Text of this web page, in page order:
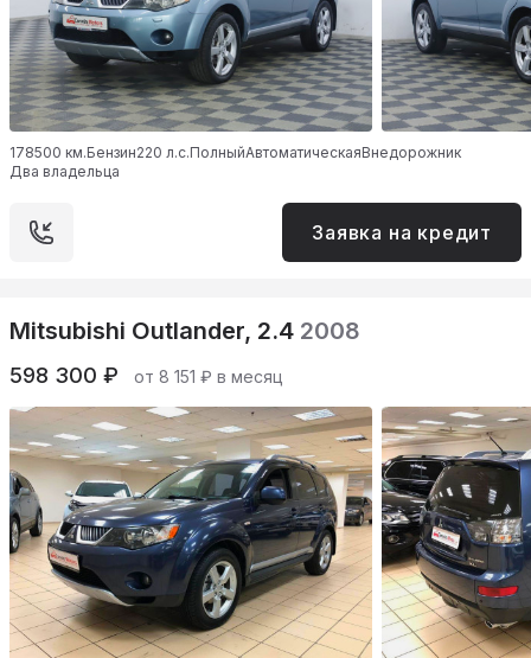
178500 км.Бензин220 л.с.ПолныйАвтоматическаяВнедорожник
Два владельца
Заявка на кредит
Mitsubishi Outlander, 2.4 2008
598 300 ₽ от 8 151 ₽ в месяц